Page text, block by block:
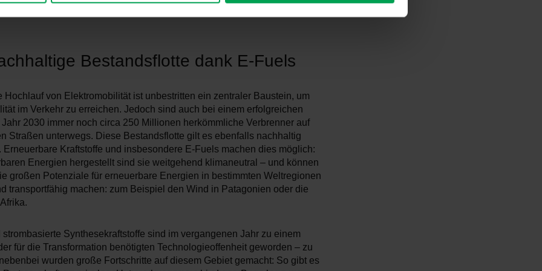
Bestandsflotte dank E-Fuels
Hochlauf von Elektromobilität ist unbestritten ein zentraler Baustein, um
im Verkehr zu erreichen. Jedoch sind auch bei einem erfolgreichen
Jahr 2030 immer noch circa 250 Millionen herkömmliche Verbrenner auf
Straßen unterwegs. Diese Bestandsflotte gilt es ebenfalls nachhaltig
Erneuerbare Kraftstoffe und insbesondere E-Fuels machen dies möglich:
Energien hergestellt sind sie weitgehend klimaneutral – und können
großen Potenziale für erneuerbare Energien in bestimmten Weltregionen
transportfähig machen: zum Beispiel den Wind in Patagonien oder die
strombasierte Synthesekraftstoffe sind im vergangenen Jahr zu einem
für die Transformation benötigten Technologieoffenheit geworden – zu
wurden große Fortschritte auf diesem Gebiet gemacht: So gibt es